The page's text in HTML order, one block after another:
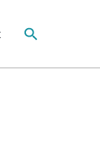
Suche